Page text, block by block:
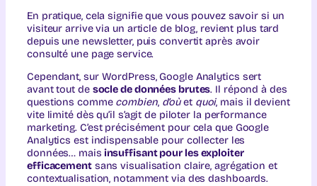
En pratique, cela signifie que vous pouvez savoir si un
visiteur arrive via un article de blog, revient plus tard
depuis une newsletter, puis convertit après avoir
consulté une page service.
Cependant, sur WordPress, Google Analytics sert
avant tout de socle de données brutes. Il répond à des
questions comme combien, d’oùet quoi, mais il devient
vite limité dès qu’il s’agit de piloter la performance
marketing. C’est précisément pour cela que Google
Analytics est indispensable pour collecter les
données… mais insuffisant pour les exploiter
efficacementsans visualisation claire, agrégation et
contextualisation, notamment via des dashboards.